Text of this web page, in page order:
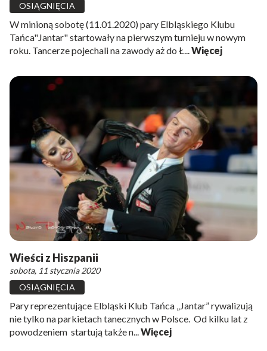
OSIĄGNIĘCIA
W minioną sobotę (11.01.2020) pary Elbląskiego Klubu
Tańca"Jantar" startowały na pierwszym turnieju w nowym
roku. Tancerze pojechali na zawody aż do Ł...Więcej
Wieści z Hiszpanii
sobota, 11 stycznia 2020
OSIĄGNIĘCIA
Pary reprezentujące Elbląski Klub Tańca „Jantar” rywalizują
nie tylko na parkietach tanecznych w Polsce. Od kilku lat z
powodzeniem startują także n...Więcej